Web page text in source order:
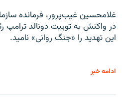
غلامحسین غیب‌پرور، فرمانده
در واکنش به توییت دونالد ترامپ
این تهدید را «جنگ روانی» نامید.
ادامه خبر